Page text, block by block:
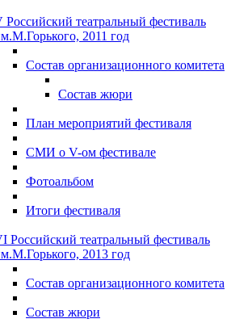
Российский театральный фестиваль
2011 год
Состав организационного комитета
Состав жюри
План мероприятий фестиваля
СМИ о V-ом фестивале
Фотоальбом
Итоги фестиваля
Российский театральный фестиваль
2013 год
Состав организационного комитета
Состав жюри